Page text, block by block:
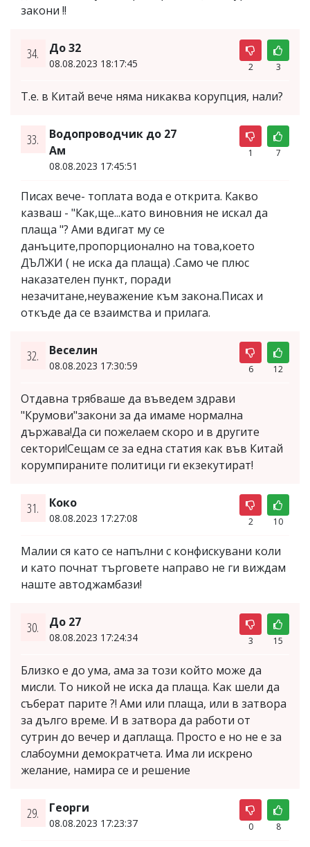
закони !!
34. До 32
08.08.2023 18:17:45 2 3
Т.е. в Китай вече няма никаква корупция, нали?
33.
Водопроводчик до 27
Ам
08.08.2023 17:45:51
1 7
Писах вече- топлата вода е открита. Какво
казваш - "Как,ще...като виновния не искал да
плаща "? Ами вдигат му се
данъците,пропорционално на това,което
ДЪЛЖИ ( не иска да плаща) .Само че плюс
наказателен пункт, поради
незачитане,неуважение към закона.Писах и
откъде да се взаимства и прилага.
32. Веселин
08.08.2023 17:30:59 6 12
Отдавна трябваше да въведем здрави
"Крумови"закони за да имаме нормална
държава!Да си пожелаем скоро и в другите
сектори!Сещам се за една статия как във Китай
корумпираните политици ги екзекутират!
31. Коко
08.08.2023 17:27:08 2 10
Малии ся като се напълни с конфискувани коли
и като почнат търговете направо не ги виждам
наште автоджамбази!
30. До 27
08.08.2023 17:24:34 3 15
Близко е до ума, ама за този който може да
мисли. То никой не иска да плаща. Как шели да
съберат парите ?! Ами или плаща, или в затвора
за дълго време. И в затвора да работи от
сутрин до вечер и даплаща. Просто е но не е за
слабоумни демократчета. Има ли искрено
желание, намира се и решение
29. Георги
08.08.2023 17:23:37 0 8